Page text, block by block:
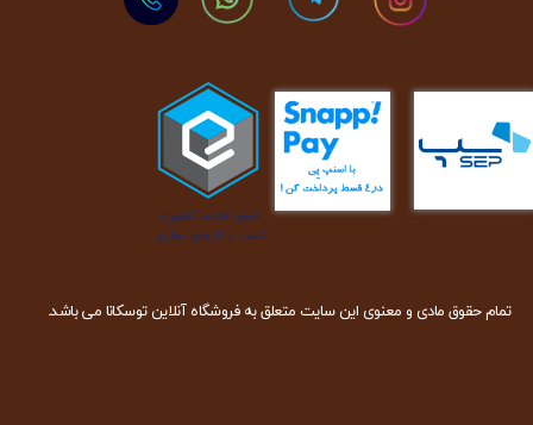
تمام حقوق مادی و معنوی این سایت متعلق به فروشگاه آنلاین توسکانا می باشد.